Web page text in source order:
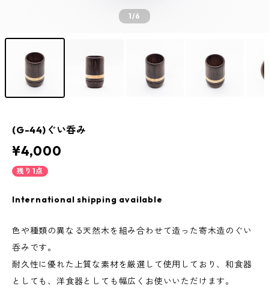
1/6
(G-44)ぐい呑み
¥4,000
残り1点
International shipping available
色や種類の異なる天然木を組み合わせて造った寄木造のぐい
呑みです。
耐久性に優れた上質な素材を厳選して使用しており、和食器
としても、洋食器としても幅広くお使いいただけます。